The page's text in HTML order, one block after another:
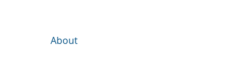
About